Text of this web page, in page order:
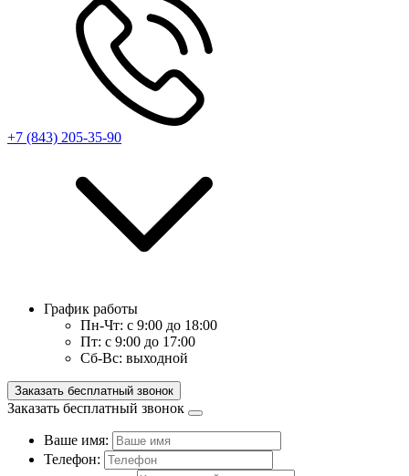
+7 (843) 205-35-90
График работы
Пн-Чт: с 9:00 до 18:00
Пт: с 9:00 до 17:00
Сб-Вс: выходной
Заказать бесплатный звонок
Заказать бесплатный звонок
Ваше имя:
Телефон: